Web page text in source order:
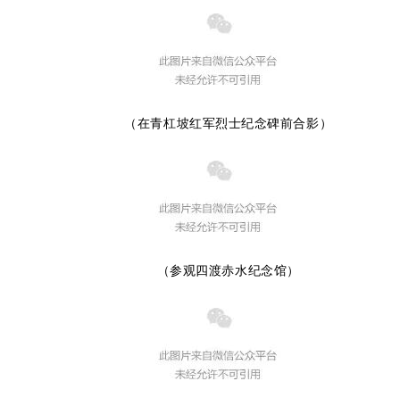
（在青杠坡红军烈士纪念碑前合影）
（参观四渡赤水纪念馆）